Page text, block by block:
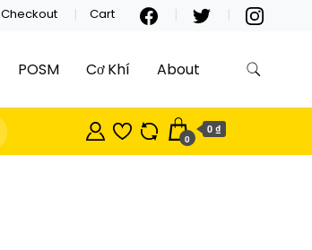
Checkout Cart
POSM Cơ Khí About
0
0 ₫